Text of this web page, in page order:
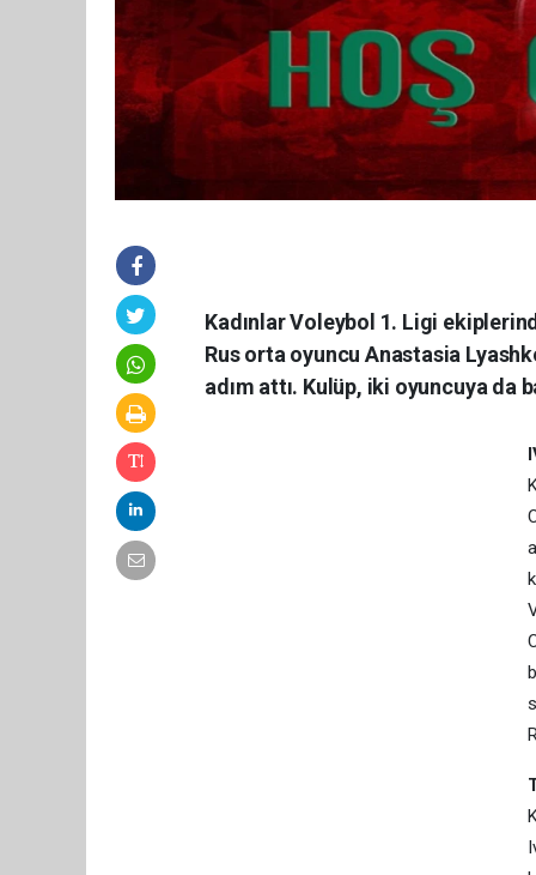
Kadınlar Voleybol 1. Ligi
Rus orta oyuncu Anastasia
adım attı. Kulüp, iki oyuncuya da